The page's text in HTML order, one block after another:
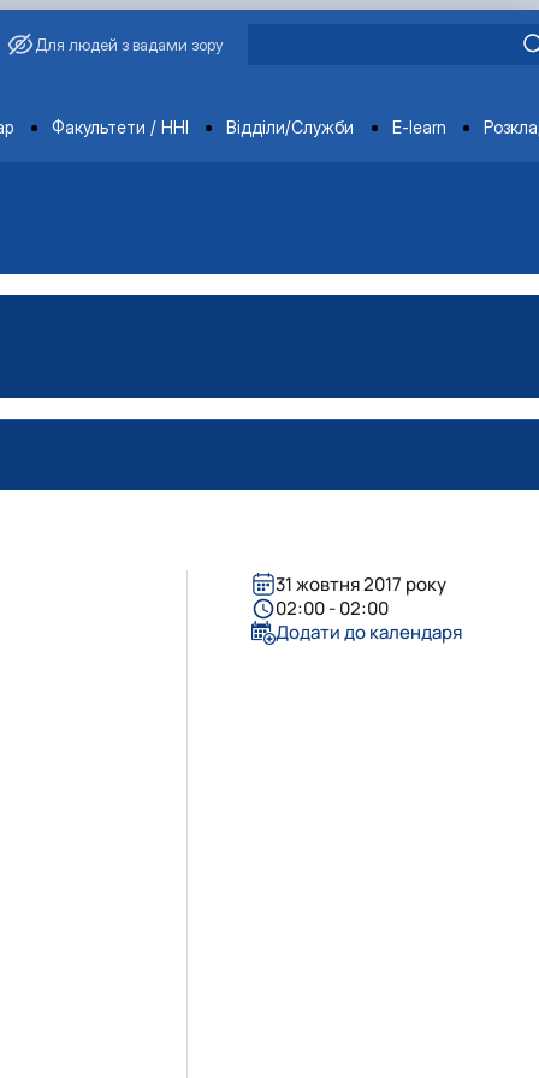
Для людей з вадами зору
Факультети / ННІ Відділи/Служби E-learn
31 жовтня 2017 року
02:00 - 02:00
Додати до календаря